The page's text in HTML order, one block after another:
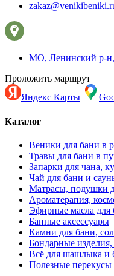
МО, Ленинский р-
Проложить маршрут
Яндекс Карты
Каталог
Веники для бани в
Травы для бани в
Запарки для чана,
Чай для бани и
Матрасы, подушки
Ароматерапия,
Эфирные масла для
Банные аксессуары
Камни для бани,
Бондарные
Всё для шашлыка и
Полезные перекусы